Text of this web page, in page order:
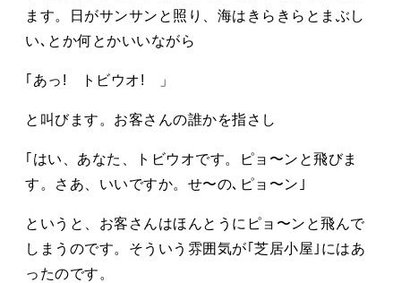
ます。日がサンサンと照り、海はきらきらとまぶし
い､とか何とかいいながら
｢あっ! トビウオ! 」
と叫びます。お客さんの誰かを指さし
｢はい、あなた、トビウオです。ピョ〜ンと飛びま
す。さあ、いいですか。せ〜の､ピョ〜ン｣
というと、お客さんはほんとうにピョ〜ンと飛んで
しまうのです。そういう雰囲気が｢芝居小屋｣にはあ
ったのです。